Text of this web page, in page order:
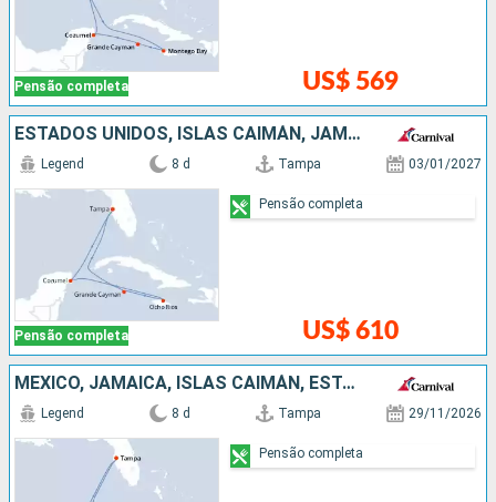
Pensão completa US$ 569
ESTADOS UNIDOS, ISLAS CAIMÁN, JAMAICA, MÉXICO
Pensão completa
Legend 8 d Tampa 03/01/2027
US$ 610
Pensão completa
MÉXICO, JAMAICA, ISLAS CAIMÁN, ESTADOS UNIDOS
Legend 8 d Tampa 29/11/2026
Pensão completa